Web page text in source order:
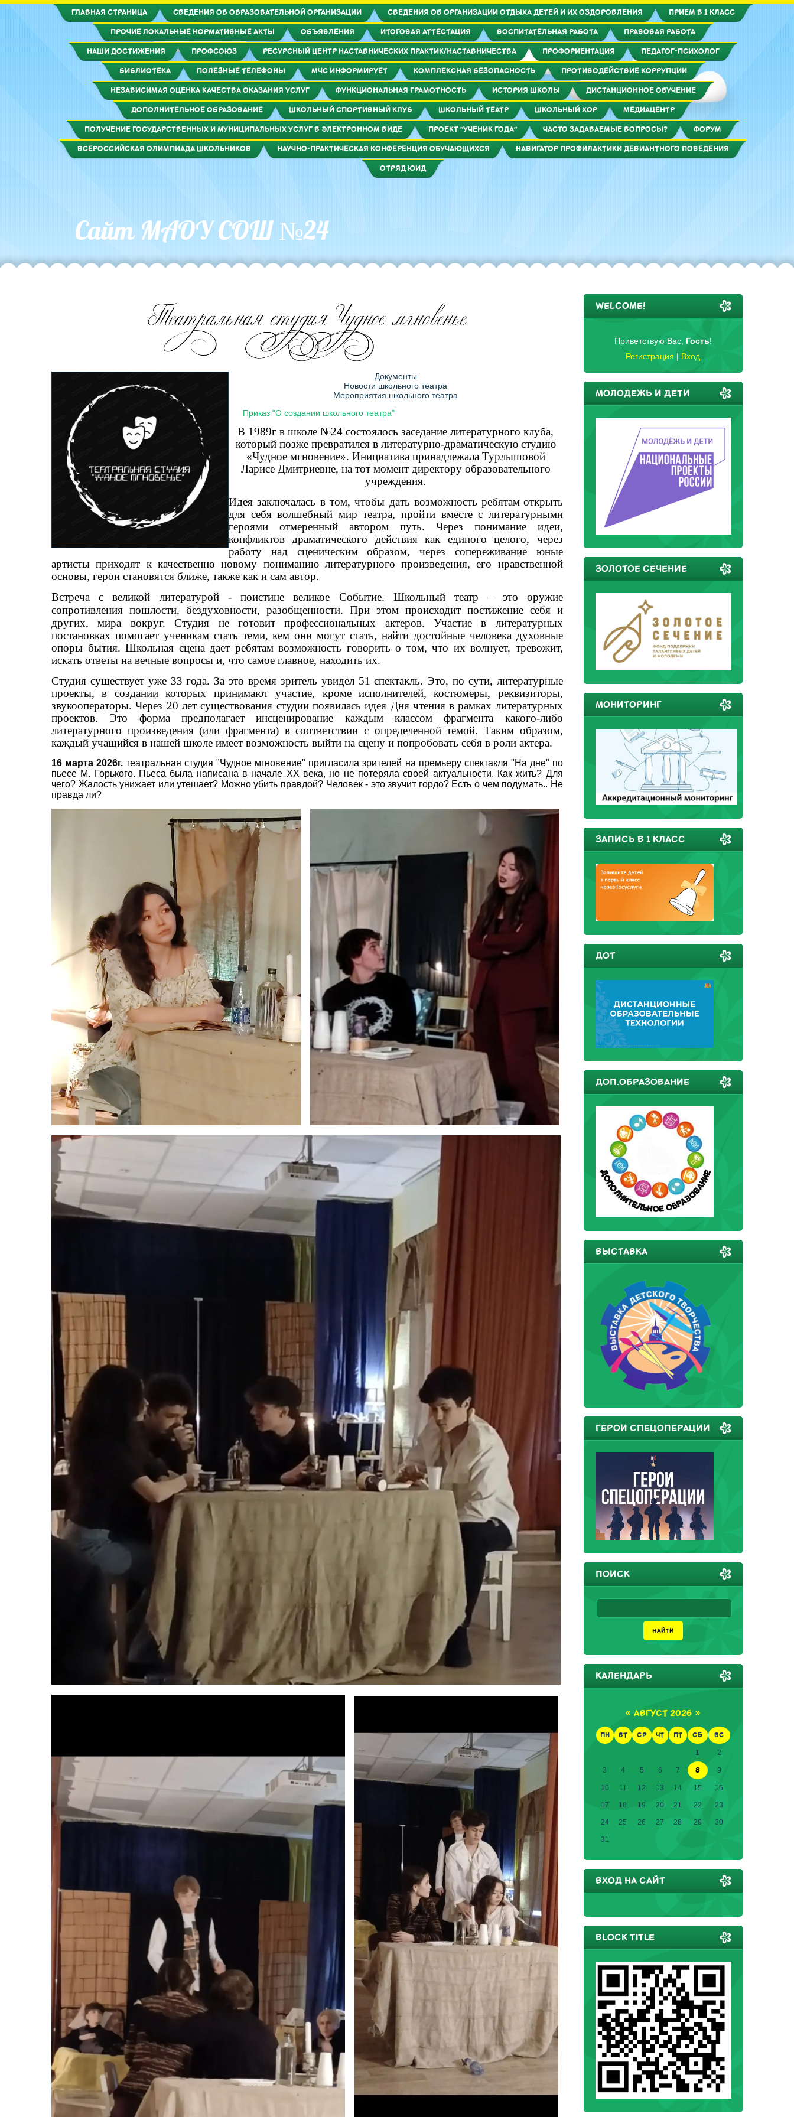
ГЛАВНАЯ СТРАНИЦА СВЕДЕНИЯ ОБ ОБРАЗОВАТЕЛЬНОЙ ОРГАНИЗАЦИИ СВЕДЕНИЯ ОБ ОРГАНИЗАЦИИ ОТДЫХА ДЕТЕЙ И ИХ ОЗДОРОВЛЕНИЯ ПРИЕМ В 1 КЛАСС
ПРОЧИЕ ЛОКАЛЬНЫЕ НОРМАТИВНЫЕ АКТЫ ОБЪЯВЛЕНИЯ ИТОГОВАЯ АТТЕСТАЦИЯ ВОСПИТАТЕЛЬНАЯ РАБОТА ПРАВОВАЯ РАБОТА
НАШИ ДОСТИЖЕНИЯ ПРОФСОЮЗ РЕСУРСНЫЙ ЦЕНТР НАСТАВНИЧЕСКИХ ПРАКТИК/НАСТАВНИЧЕСТВА ПРОФОРИЕНТАЦИЯ ПЕДАГОГ-ПСИХОЛОГ
БИБЛИОТЕКА ПОЛЕЗНЫЕ ТЕЛЕФОНЫ МЧС ИНФОРМИРУЕТ КОМПЛЕКСНАЯ БЕЗОПАСНОСТЬ ПРОТИВОДЕЙСТВИЕ КОРРУПЦИИ
НЕЗАВИСИМАЯ ОЦЕНКА КАЧЕСТВА ОКАЗАНИЯ УСЛУГ ФУНКЦИОНАЛЬНАЯ ГРАМОТНОСТЬ ИСТОРИЯ ШКОЛЫ ДИСТАНЦИОННОЕ ОБУЧЕНИЕ
ДОПОЛНИТЕЛЬНОЕ ОБРАЗОВАНИЕ ШКОЛЬНЫЙ СПОРТИВНЫЙ КЛУБ ШКОЛЬНЫЙ ТЕАТР ШКОЛЬНЫЙ ХОР МЕДИАЦЕНТР
ПОЛУЧЕНИЕ ГОСУДАРСТВЕННЫХ И МУНИЦИПАЛЬНЫХ УСЛУГ В ЭЛЕКТРОННОМ ВИДЕ ПРОЕКТ "УЧЕНИК ГОДА" ЧАСТО ЗАДАВАЕМЫЕ ВОПРОСЫ? ФОРУМ
ВСЕРОССИЙСКАЯ ОЛИМПИАДА ШКОЛЬНИКОВ НАУЧНО-ПРАКТИЧЕСКАЯ КОНФЕРЕНЦИЯ ОБУЧАЮЩИХСЯ НАВИГАТОР ПРОФИЛАКТИКИ ДЕВИАНТНОГО ПОВЕДЕНИЯ
ОТРЯД ЮИД
Сайт МАОУ СОШ №24
Документы
Новости школьного театра
Мероприятия школьного театра
Приказ "О создании школьного театра"
В 1989г в школе №24 состоялось заседание литературного клуба,
который позже превратился в литературно-драматическую студию
«Чудное мгновение». Инициатива принадлежала Турлышовой
Ларисе Дмитриевне, на тот момент директору образовательного
учреждения.
Идея заключалась в том, чтобы дать возможность ребятам открыть
для себя волшебный мир театра, пройти вместе с литературными
героями отмеренный автором путь. Через понимание идеи,
конфликтов драматического действия как единого целого, через
работу над сценическим образом, через сопереживание юные
артисты приходят к качественно новому пониманию литературного произведения, его нравственной
основы, герои становятся ближе, также как и сам автор.
Встреча с великой литературой - поистине великое Событие. Школьный театр – это оружие
сопротивления пошлости, бездуховности, разобщенности. При этом происходит постижение себя и
других, мира вокруг. Студия не готовит профессиональных актеров. Участие в литературных
постановках помогает ученикам стать теми, кем они могут стать, найти достойные человека духовные
опоры бытия. Школьная сцена дает ребятам возможность говорить о том, что их волнует, тревожит,
искать ответы на вечные вопросы и, что самое главное, находить их.
Студия существует уже 33 года. За это время зритель увидел 51 спектакль. Это, по сути, литературные
проекты, в создании которых принимают участие, кроме исполнителей, костюмеры, реквизиторы,
звукооператоры. Через 20 лет существования студии появилась идея Дня чтения в рамках литературных
проектов. Это форма предполагает инсценирование каждым классом фрагмента какого-либо
литературного произведения (или фрагмента) в соответствии с определенной темой. Таким образом,
каждый учащийся в нашей школе имеет возможность выйти на сцену и попробовать себя в роли актера.
16 марта 2026г. театральная студия "Чудное мгновение" пригласила зрителей на премьеру спектакля "На дне" по
пьесе М. Горького. Пьеса была написана в начале ХХ века, но не потеряла своей актуальности. Как жить? Для
чего? Жалость унижает или утешает? Можно убить правдой? Человек - это звучит гордо? Есть о чем подумать.. Не
правда ли?
WELCOME!
Приветствую Вас, Гость!
Регистрация | Вход
МОЛОДЕЖЬ И ДЕТИ
ЗОЛОТОЕ СЕЧЕНИЕ
МОНИТОРИНГ
ЗАПИСЬ В 1 КЛАСС
ДОТ
ДОП.ОБРАЗОВАНИЕ
ВЫСТАВКА
ГЕРОИ СПЕЦОПЕРАЦИИ
ПОИСК
КАЛЕНДАРЬ
« АВГУСТ 2026 »
ПН ВТ СР ЧТ ПТ СБ ВС
1 2
3 4 5 6 7 8 9
10 11 12 13 14 15 16
17 18 19 20 21 22 23
24 25 26 27 28 29 30
31
ВХОД НА САЙТ
BLOCK TITLE